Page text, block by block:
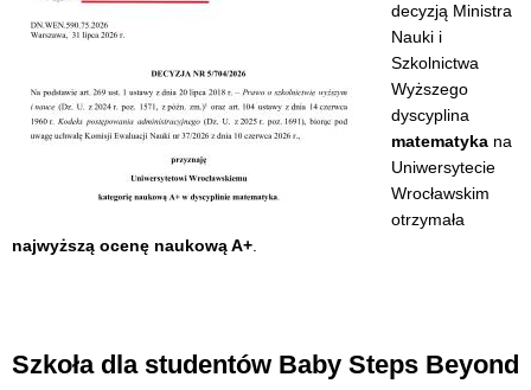
decyzją Ministra
Nauki i
Szkolnictwa
Wyższego
dyscyplina
matematyka na
Uniwersytecie
Wrocławskim
otrzymała
najwyższą ocenę naukową A+
Szkoła dla studentów Baby Steps Beyond